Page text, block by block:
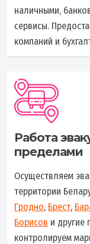
наличными,
сервисы.
компаний и
Работа
пределами
Осуществляем
территории
Гродно, Брест,
Борисов и другие
контролируем